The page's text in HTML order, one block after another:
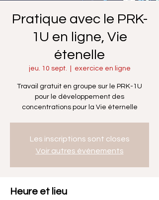
Pratique avec le PRK-
1U en ligne, Vie
étenelle
jeu. 10 sept. exercice en ligne
Travail gratuit en groupe sur le PRK-1U
pour le développement des
concentrations pour la Vie éternelle
Les inscriptions sont closes
Voir autres événements
Heure et lieu